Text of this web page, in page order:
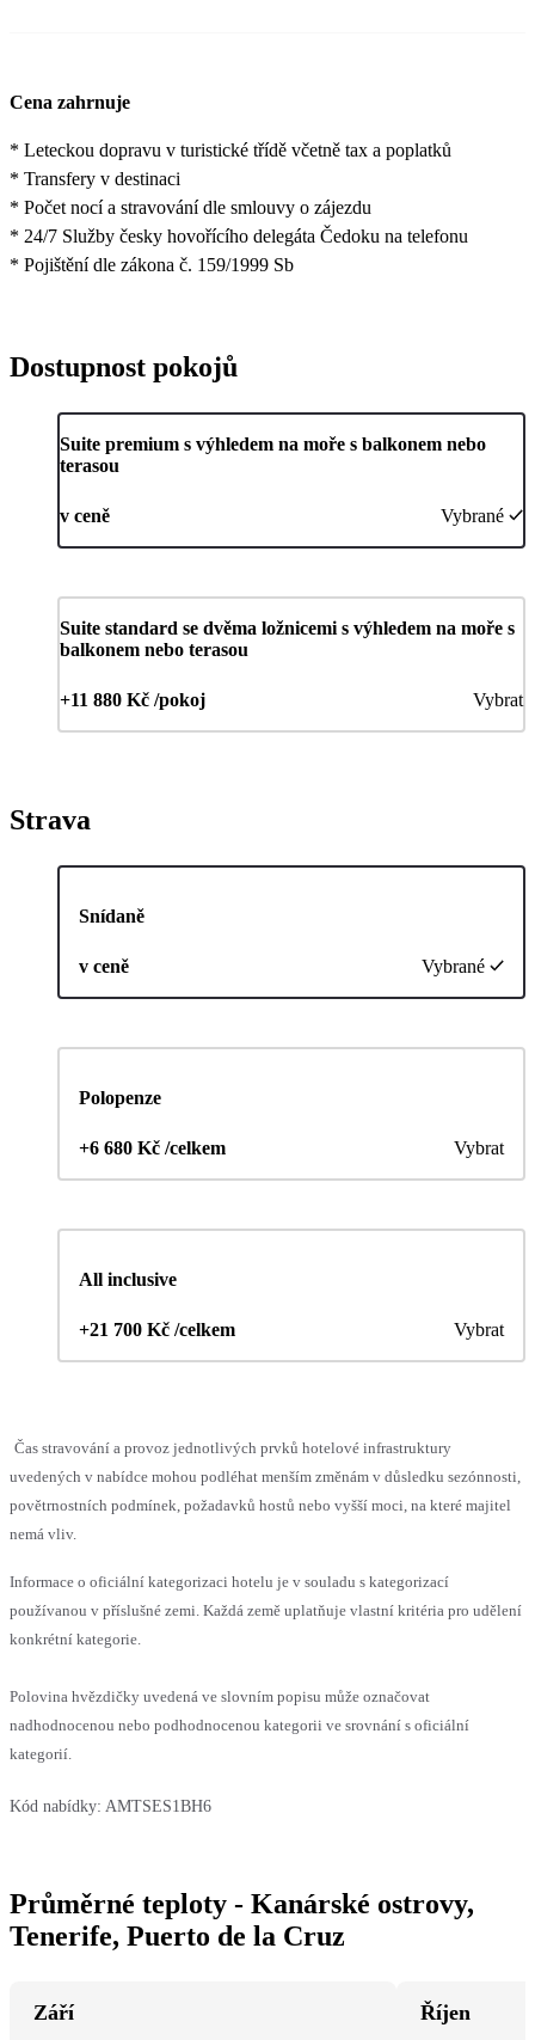
Cena zahrnuje
* Leteckou dopravu v turistické třídě včetně tax a poplatků
* Transfery v destinaci
* Počet nocí a stravování dle smlouvy o zájezdu
* 24/7 Služby česky hovořícího delegáta Čedoku na telefonu
* Pojištění dle zákona č. 159/1999 Sb
Dostupnost pokojů
Suite premium s výhledem na moře s balkonem nebo
terasou
v ceně Vybrané
Suite standard se dvěma ložnicemi s výhledem na moře s
balkonem nebo terasou
+11 880 Kč /pokoj Vybrat
Strava
Snídaně
v ceně Vybrané
Polopenze
+6 680 Kč /celkem Vybrat
All inclusive
+21 700 Kč /celkem Vybrat
Čas stravování a provoz jednotlivých prvků hotelové infrastruktury
uvedených v nabídce mohou podléhat menším změnám v důsledku sezónnosti,
povětrnostních podmínek, požadavků hostů nebo vyšší moci, na které majitel
nemá vliv.
Informace o oficiální kategorizaci hotelu je v souladu s kategorizací
používanou v příslušné zemi. Každá země uplatňuje vlastní kritéria pro udělení
konkrétní kategorie.
Polovina hvězdičky uvedená ve slovním popisu může označovat
nadhodnocenou nebo podhodnocenou kategorii ve srovnání s oficiální
kategorií.
Kód nabídky: AMTSES1BH6
Průměrné teploty - Kanárské ostrovy,
Tenerife, Puerto de la Cruz
Září
Říjen